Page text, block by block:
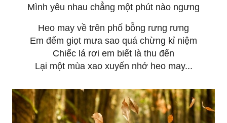
Mình yêu nhau chẳng một phút nào ngưng
Heo may về trên phố bỗng rưng rưng
Em đếm giọt mưa sao quá chừng kỉ niệm
Chiếc lá rơi em biết là thu đến
Lại một mùa xao xuyến nhớ heo may...